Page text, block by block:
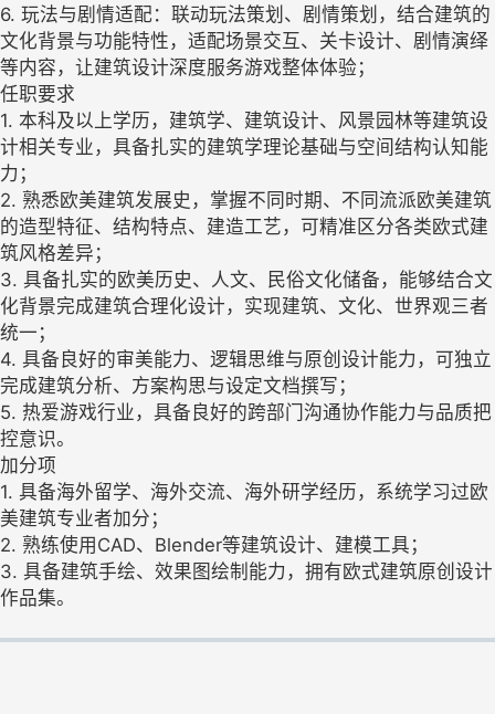
6. 玩法与剧情适配：联动玩法策划、剧情策划，结合建筑的
文化背景与功能特性，适配场景交互、关卡设计、剧情演绎
等内容，让建筑设计深度服务游戏整体体验；
任职要求
1. 本科及以上学历，建筑学、建筑设计、风景园林等建筑设
计相关专业，具备扎实的建筑学理论基础与空间结构认知能
力；
2. 熟悉欧美建筑发展史，掌握不同时期、不同流派欧美建筑
的造型特征、结构特点、建造工艺，可精准区分各类欧式建
筑风格差异；
3. 具备扎实的欧美历史、人文、民俗文化储备，能够结合文
化背景完成建筑合理化设计，实现建筑、文化、世界观三者
统一；
4. 具备良好的审美能力、逻辑思维与原创设计能力，可独立
完成建筑分析、方案构思与设定文档撰写；
5. 热爱游戏行业，具备良好的跨部门沟通协作能力与品质把
控意识。
加分项
1. 具备海外留学、海外交流、海外研学经历，系统学习过欧
美建筑专业者加分；
2. 熟练使用CAD、Blender等建筑设计、建模工具；
3. 具备建筑手绘、效果图绘制能力，拥有欧式建筑原创设计
作品集。